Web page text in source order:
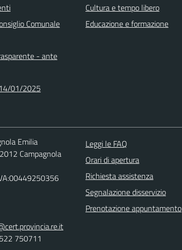
Comunale
- ante
01/2025
Cultura e tempo libero
Educazione e formazione
Emilia
Campagnola
750711
Leggi le FAQ
Orari di apertura
Richiesta assistenza
Segnalazione disservizio
Prenotazione appuntamento